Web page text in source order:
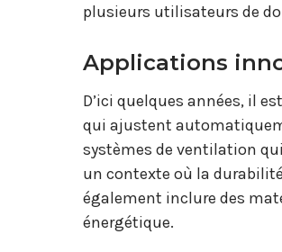
plusieurs utilisateurs de
Applications
D’ici quelques années, il
qui ajustent
systèmes de ventilation
un contexte où la
également inclure des
énergétique.